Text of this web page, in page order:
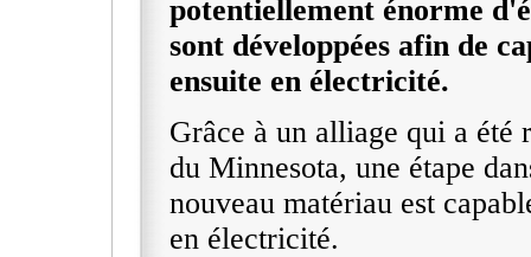
potentiellement énorme
sont développées afin de
ensuite en électricité.
Grâce à un alliage qui a été
du Minnesota, une étape
nouveau matériau est
en électricité.